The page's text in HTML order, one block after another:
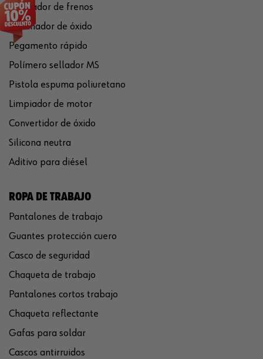
Limpiador de frenos
Eliminador de óxido
Pegamento rápido
Polímero sellador MS
Pistola espuma poliuretano
Limpiador de motor
Convertidor de óxido
Silicona neutra
Aditivo para diésel
ROPA DE TRABAJO
Pantalones de trabajo
Guantes protección cuero
Casco de seguridad
Chaqueta de trabajo
Pantalones cortos trabajo
Chaqueta reflectante
Gafas para soldar
Cascos antirruidos